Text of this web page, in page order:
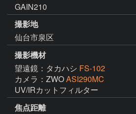
GAIN210
撮影地
仙台市泉区
撮影機材
望遠鏡：タカハシ FS-102
カメラ：ZWOASI290MC
UV/IRカットフィルター
焦点距離